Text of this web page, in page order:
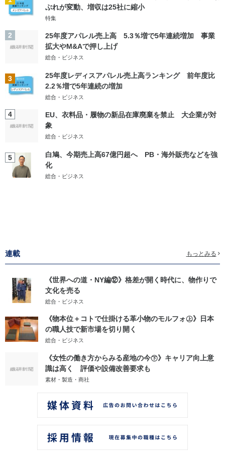
ぶれが変動、増収は25社に縮小
特集
2
25年度アパレル売上高 5.3％増で5年連続増加 事業
拡大やM&Aで押し上げ
総合・ビジネス
3
25年度レディスアパレル売上高ランキング 前年度比
2.2％増で5年連続の増加
総合・ビジネス
4
EU、衣料品・履物の新品在庫廃棄を禁止 大企業が対
象
総合・ビジネス
5
白鳩、今期売上高67億円超へ PB・海外販売などを強
化
総合・ビジネス
連載 もっとみる
《世界への道・NY編⑫》格差が開く時代に、物作りで
文化を売る
総合・ビジネス
《物本位＋コトで仕掛ける革小物のモルフォ㊤》日本
の職人技で新市場を切り開く
総合・ビジネス
《女性の働き方からみる産地の今㊦》キャリア向上意
識は高く 評価や設備改善要求も
素材・製造・商社